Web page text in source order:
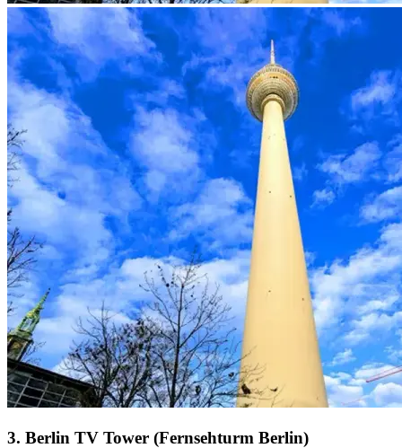
3. Berlin TV Tower (Fernsehturm Berlin)